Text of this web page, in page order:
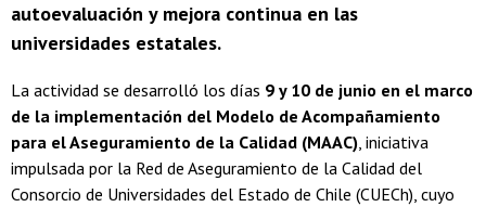
autoevaluación y mejora continua en las
universidades estatales.
La actividad se desarrolló los días 9 y 10 de junio en el marco
de la implementación del Modelo de Acompañamiento
para el Aseguramiento de la Calidad (MAAC), iniciativa
impulsada por la Red de Aseguramiento de la Calidad del
Consorcio de Universidades del Estado de Chile (CUECh), cuyo